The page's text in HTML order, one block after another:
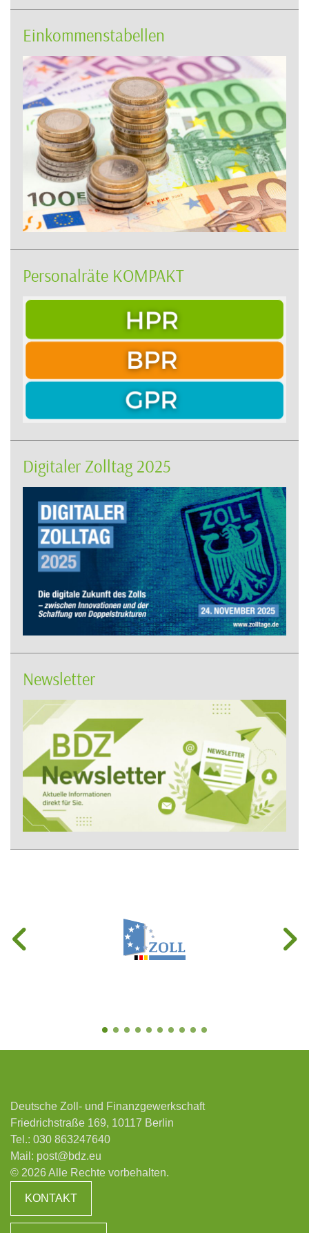
Einkommenstabellen
Personalräte KOMPAKT
Digitaler Zolltag 2025
Newsletter
Deutsche Zoll- und Finanzgewerkschaft
Friedrichstraße 169, 10117 Berlin
Tel.: 030 863247640
Mail: post@bdz.eu
© 2026 Alle Rechte vorbehalten.
KONTAKT